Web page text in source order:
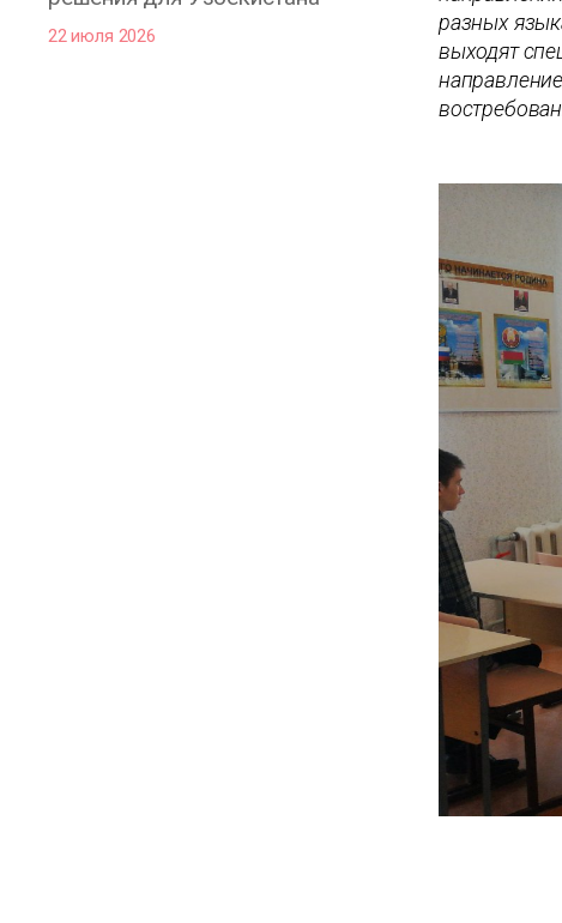
22 июля 2026
разных
выходят